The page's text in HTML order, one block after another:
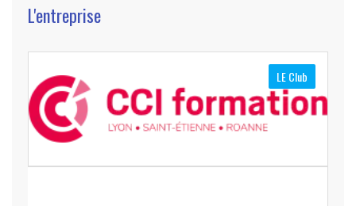
L'entreprise
LE Club